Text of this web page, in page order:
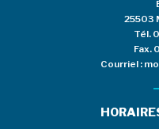
25503
Tél.
Fax.
Courriel :